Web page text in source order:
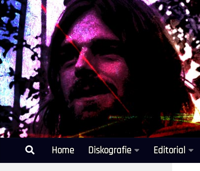
Unter dem Inhalt
Home Diskografie Editorial